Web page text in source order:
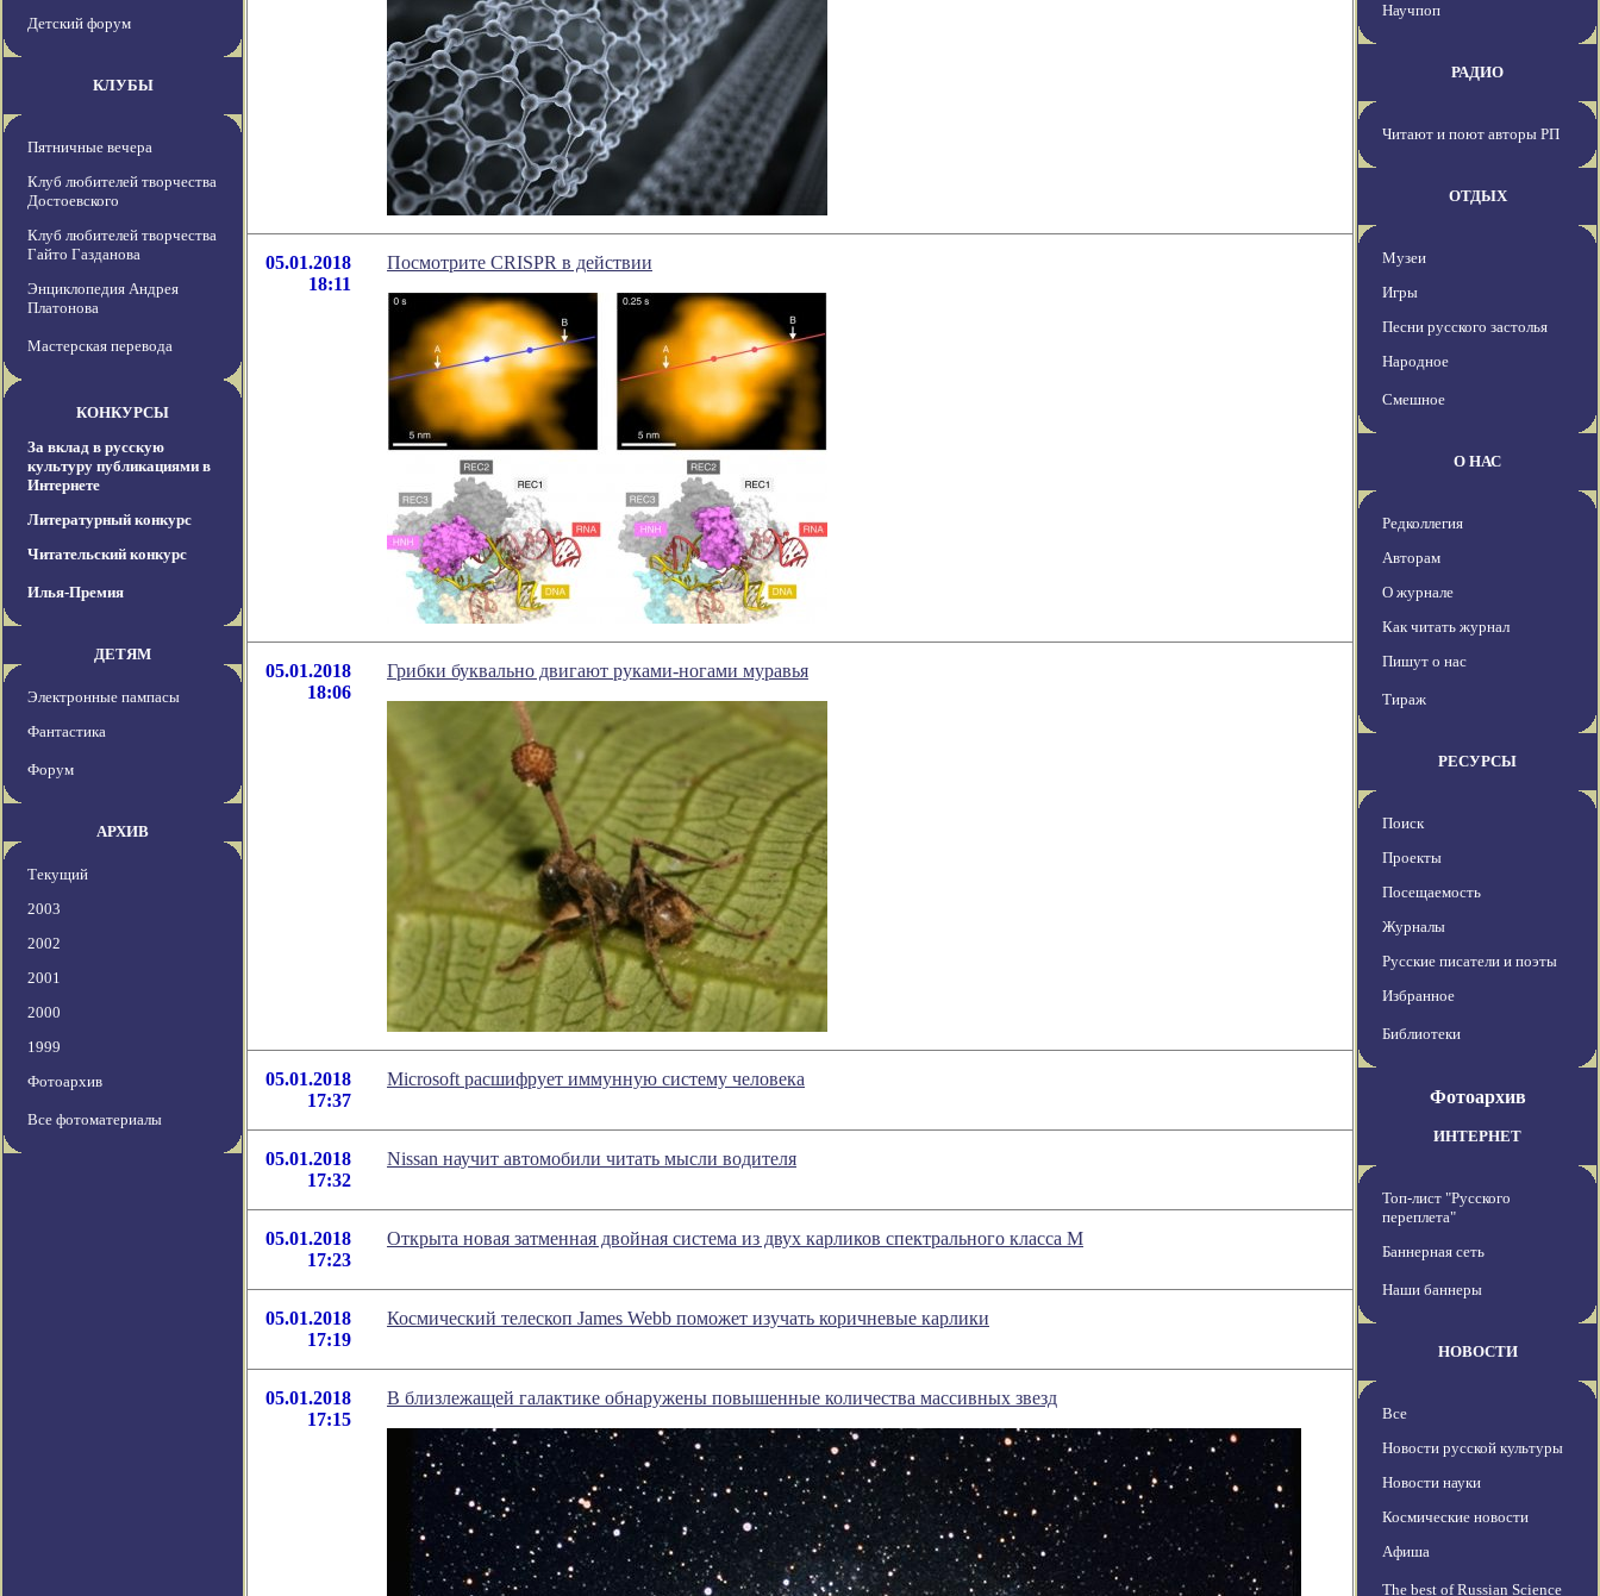
Детский форум
КЛУБЫ
Пятничные вечера
Клуб любителей творчества
Достоевского
Клуб любителей творчества
Гайто Газданова
Энциклопедия Андрея
Платонова
Мастерская перевода
КОНКУРСЫ
За вклад в русскую
культуру публикациями в
Интернете
Литературный конкурс
Читательский конкурс
Илья-Премия
ДЕТЯМ
Электронные пампасы
Фантастика
Форум
АРХИВ
Текущий
2003
2002
2001
2000
1999
Фотоархив
Все фотоматериалы
05.01.2018
18:11
Посмотрите CRISPR в действии
05.01.2018
18:06
Грибки буквально двигают руками-ногами муравья
05.01.2018
17:37
Microsoft расшифрует иммунную систему человека
05.01.2018
17:32
Nissan научит автомобили читать мысли водителя
05.01.2018
17:23
Открыта новая затменная двойная система из двух карликов спектрального класса М
05.01.2018
17:19
Космический телескоп James Webb поможет изучать коричневые карлики
05.01.2018
17:15
В близлежащей галактике обнаружены повышенные количества массивных звезд
Научпоп
РАДИО
Читают и поют авторы РП
ОТДЫХ
Музеи
Игры
Песни русского застолья
Народное
Смешное
О НАС
Редколлегия
Авторам
О журнале
Как читать журнал
Пишут о нас
Тираж
РЕСУРСЫ
Поиск
Проекты
Посещаемость
Журналы
Русские писатели и поэты
Избранное
Библиотеки
Фотоархив
ИНТЕРНЕТ
Топ-лист "Русского
переплета"
Баннерная сеть
Наши баннеры
НОВОСТИ
Все
Новости русской культуры
Новости науки
Космические новости
Афиша
The best of Russian Science